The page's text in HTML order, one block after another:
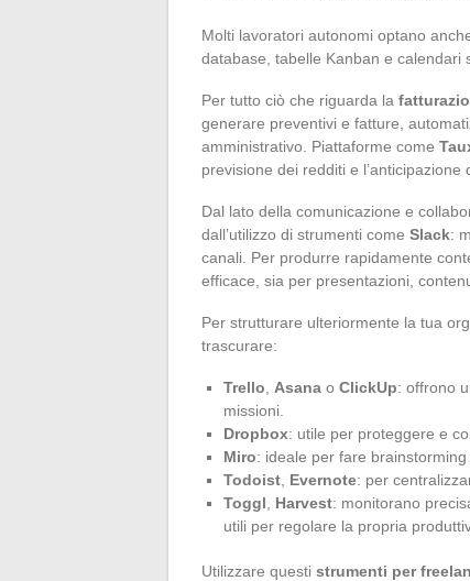
Molti lavoratori autonomi optano
database, tabelle Kanban e calendari
Per tutto ciò che riguarda la
generare preventivi e fatture,
amministrativo. Piattaforme come
previsione dei redditi e l’anticipazione
Dal lato della comunicazione e
dall’utilizzo di strumenti come Slack:
canali. Per produrre rapidamente
efficace, sia per presentazioni,
Per strutturare ulteriormente la tua
trascurare:
Trello Asana o ClickUp: offrono
missioni.
Dropbox: utile per proteggere e
Miro: ideale per fare
Todoist Evernote: per
Toggl
Harvest: monitorano
utili per regolare la propria
Utilizzare questi strumenti per